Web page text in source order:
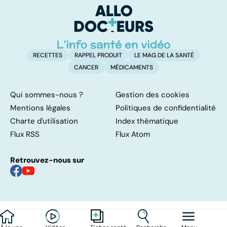
traitements
RECETTES RAPPEL PRODUIT
LE MAG DE LA SANTÉ
CANCER
MÉDICAMENTS
Qui sommes-nous ?
Gestion des cookies
Mentions légales
Politiques de confidentialité
Charte d'utilisation
Index thématique
Flux RSS
Flux Atom
Retrouvez-nous sur